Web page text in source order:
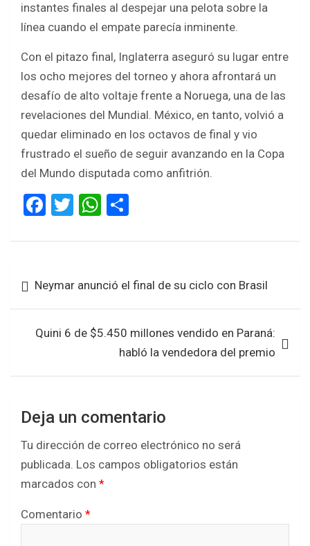
instantes finales al despejar una pelota sobre la
línea cuando el empate parecía inminente.
Con el pitazo final, Inglaterra aseguró su lugar entre
los ocho mejores del torneo y ahora afrontará un
desafío de alto voltaje frente a Noruega, una de las
revelaciones del Mundial. México, en tanto, volvió a
quedar eliminado en los octavos de final y vio
frustrado el sueño de seguir avanzando en la Copa
del Mundo disputada como anfitrión.
F
ce
o
o
k
T
tt
W
at
A
p
p
ar
de
entradas
Neymar anunció el final de su ciclo con Brasil
Quini 6 de $5.450 millones vendido en Paraná:
habló la vendedora del premio
Deja un comentario
Tu dirección de correo electrónico no será
publicada. Los campos obligatorios están
marcados con *
Comentario *